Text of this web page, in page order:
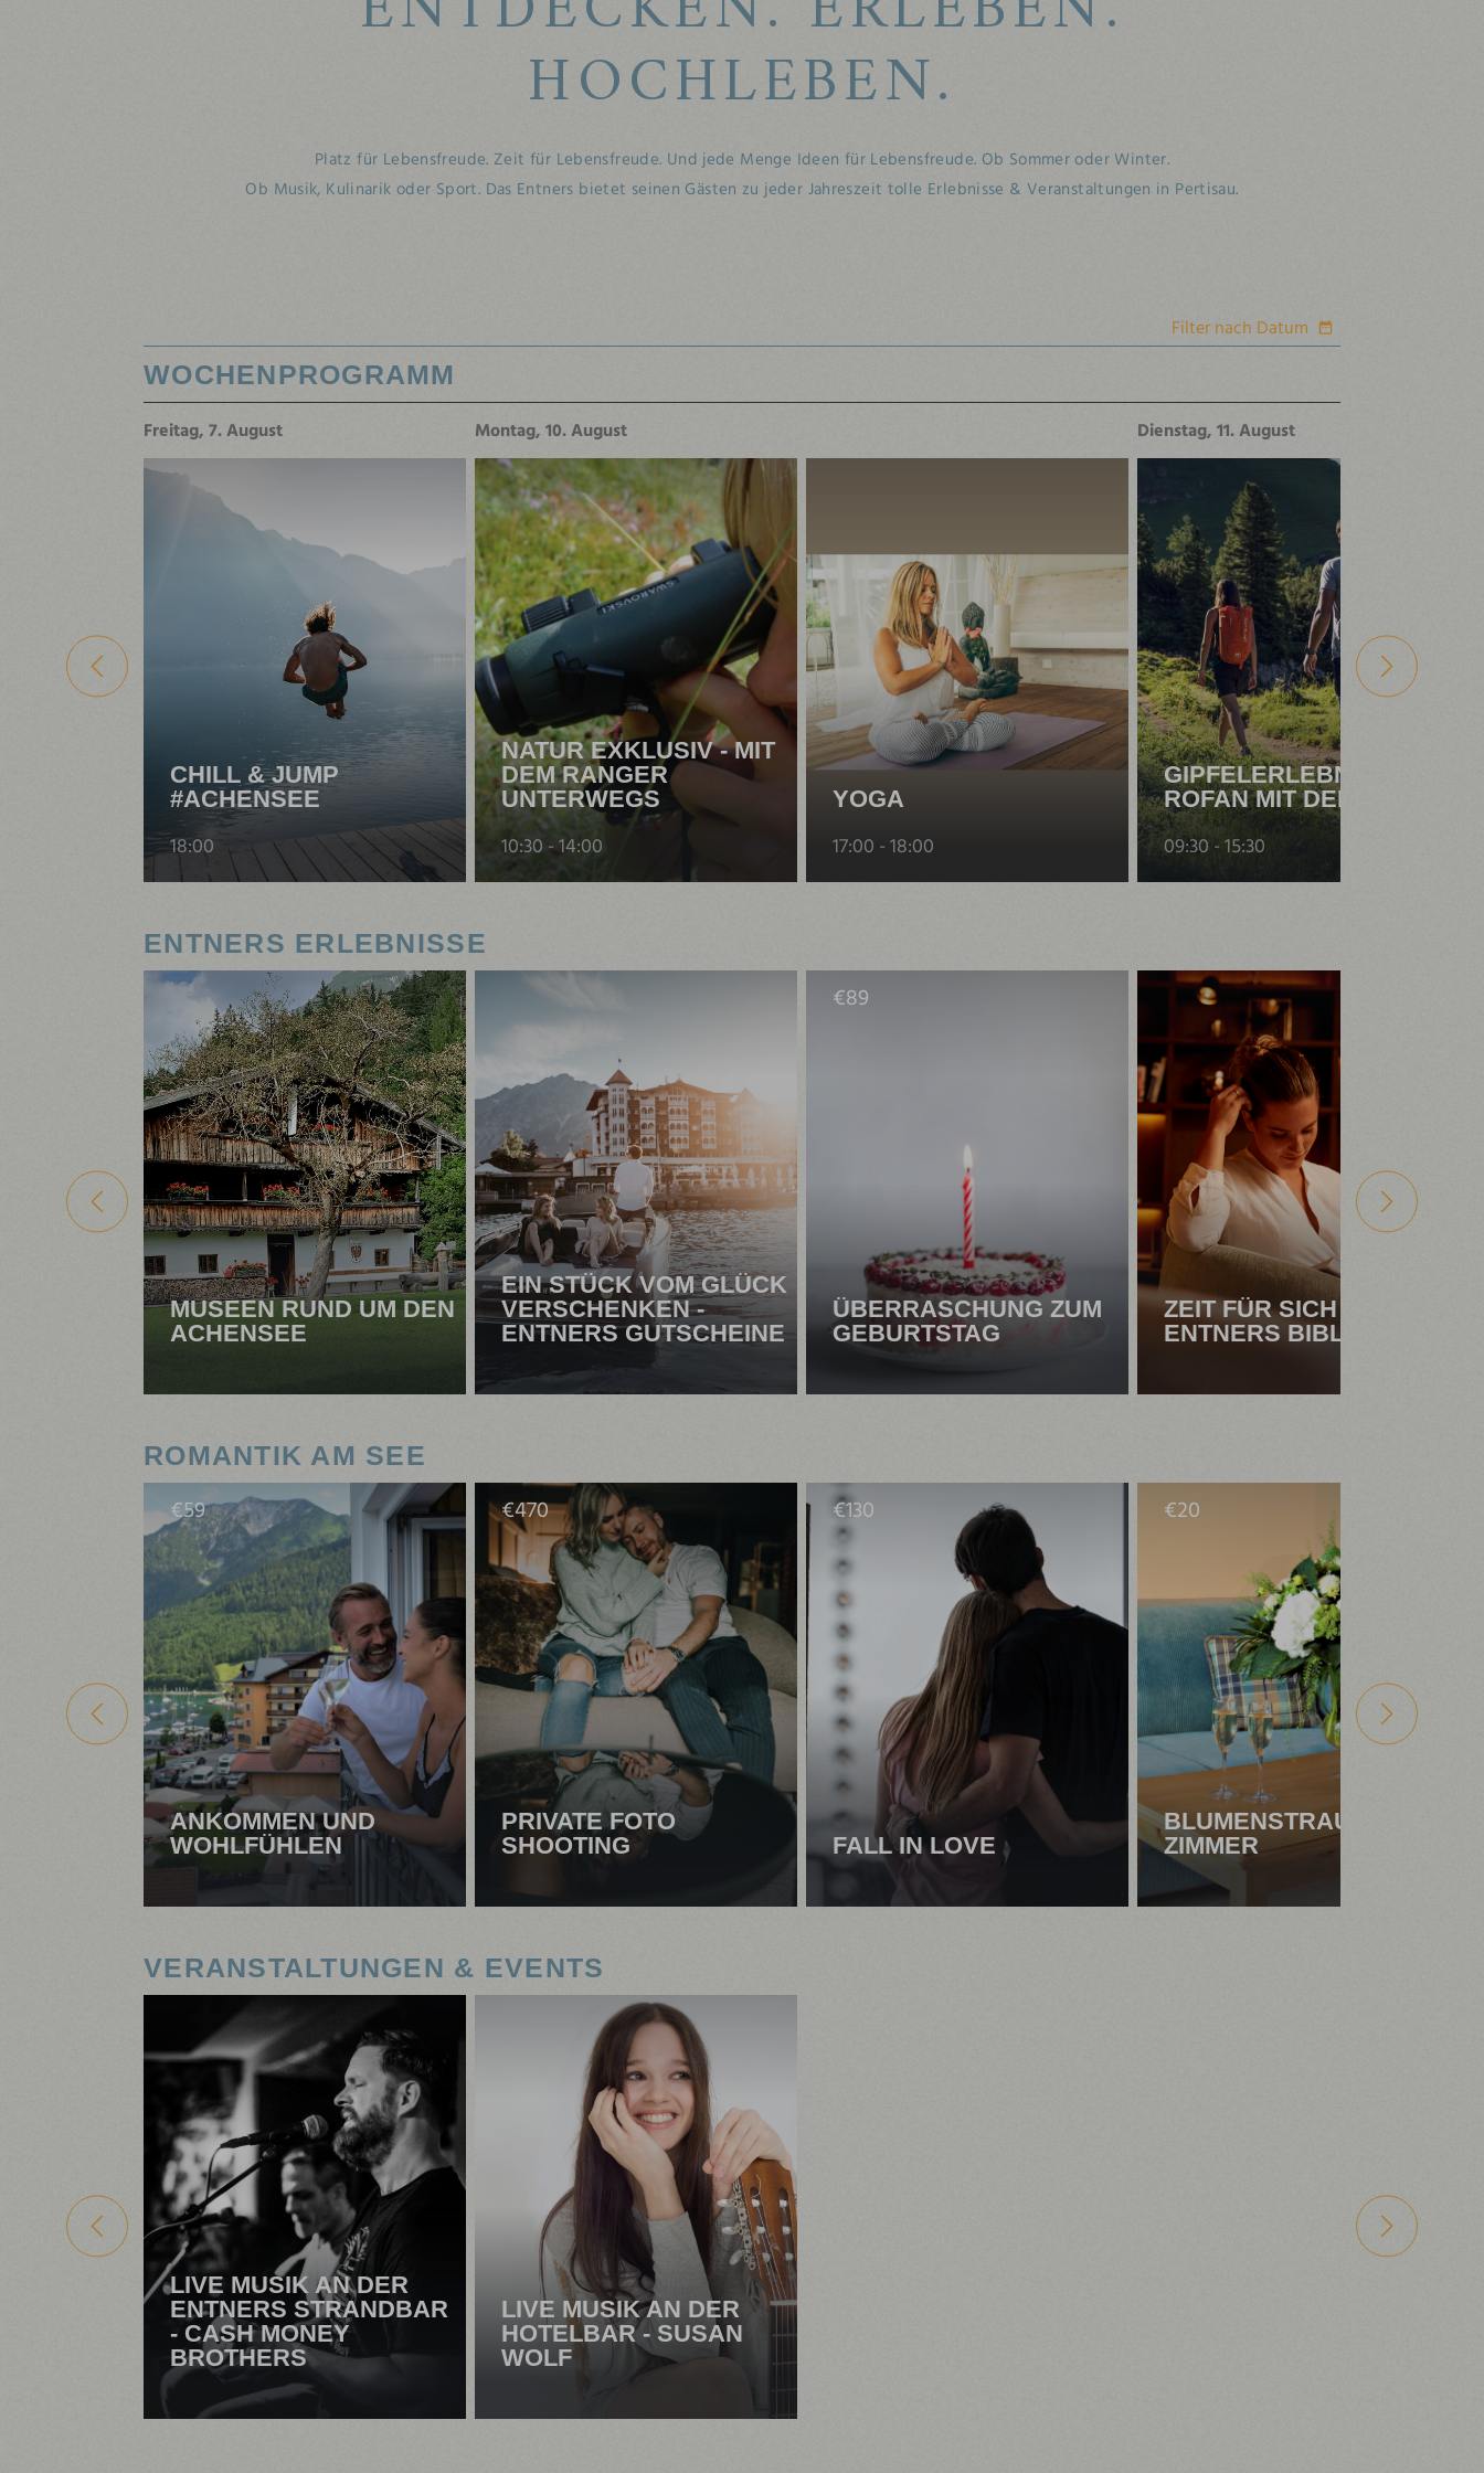
HOCHLEBEN.
Platz für Lebensfreude. Zeit für Lebensfreude. Und jede Menge Ideen für Lebensfreude. Ob Sommer oder Winter.
Ob Musik, Kulinarik oder Sport. Das Entners bietet seinen Gästen zu jeder Jahreszeit tolle Erlebnisse & Veranstaltungen in Pertisau.
Filter nach Datum
WOCHENPROGRAMM
Freitag, 7. August
CHILL & JUMP
#ACHENSEE
18:00
Montag, 10. August
NATUR EXKLUSIV - MIT
DEM RANGER
UNTERWEGS
10:30 - 14:00
YOGA
17:00 - 18:00
Dienstag, 11. August
GIPFELERLEBNIS
ROFAN MIT DEM TVB
09:30 - 15:30
ENTNERS ERLEBNISSE
MUSEEN RUND UM DEN
ACHENSEE
EIN STÜCK VOM GLÜCK
VERSCHENKEN -
ENTNERS GUTSCHEINE
€89
ÜBERRASCHUNG ZUM
GEBURTSTAG
ZEIT FÜR SICH -
ENTNERS BIBLIOTHEK
ROMANTIK AM SEE
€59
ANKOMMEN UND
WOHLFÜHLEN
€470
PRIVATE FOTO
SHOOTING
€130
FALL IN LOVE
€20
BLUMENSTRAUSS AM Z
IMMER
VERANSTALTUNGEN & EVENTS
LIVE MUSIK AN DER
ENTNERS STRANDBAR
- CASH MONEY
BROTHERS
LIVE MUSIK AN DER
HOTELBAR - SUSAN
WOLF